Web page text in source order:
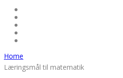
Home
Læringsmål til matematik